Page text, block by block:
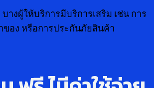
างผู้ให้บริการมีบริการเสริม เช่น การ
อง หรือการประกันภัยสินค้า